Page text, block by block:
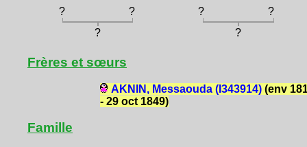
? ? ?
?
?
?
Frères et sœurs
AKNIN, Messaouda (I343914)(env
- 29 oct 1849)
Famille